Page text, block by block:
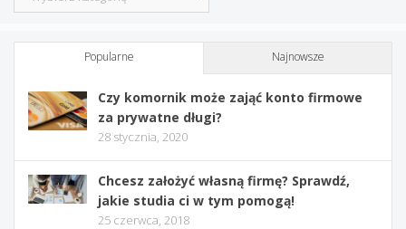
Popularne Najnowsze
Czy komornik może zająć konto firmowe
za prywatne długi?
28 stycznia, 2020
Chcesz założyć własną firmę? Sprawdź,
jakie studia ci w tym pomogą!
25 czerwca, 2018